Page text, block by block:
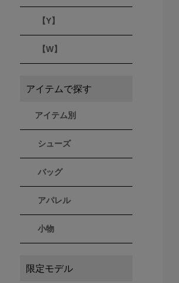
【Y】
【W】
アイテムで探す
アイテム別
シューズ
バッグ
アパレル
小物
限定モデル